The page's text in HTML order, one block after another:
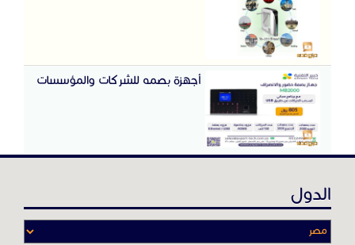
أجهزة بصمه للشركات والمؤسسات
الدول